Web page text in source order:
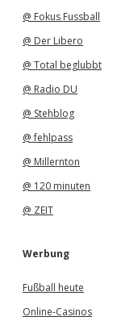
@ Fokus Fussball
@ Der Libero
@ Total beglubbt
@ Radio DU
@ Stehblog
@ fehlpass
@ Millernton
@ 120 minuten
@ ZEIT
Werbung
Fußball heute
Online-Casinos